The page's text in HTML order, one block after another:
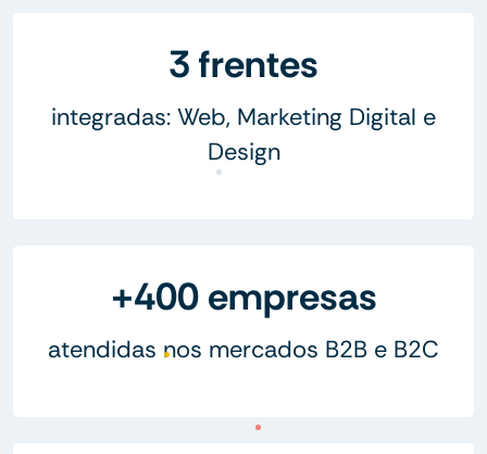
3 frentes
integradas: Web, Marketing Digital e
Design
+400 empresas
atendidas nos mercados B2B e B2C